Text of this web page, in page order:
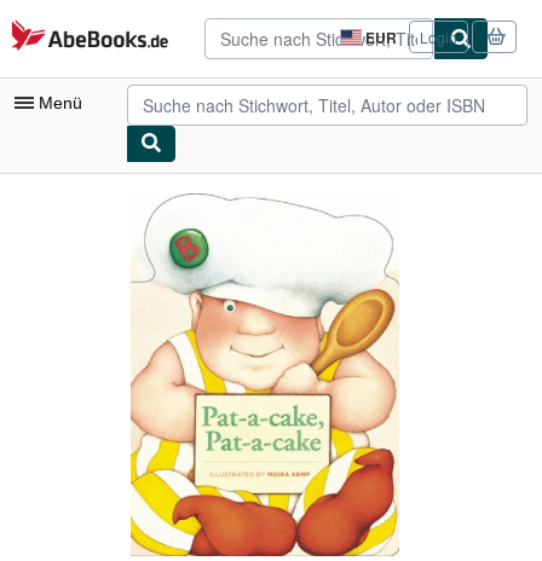
Zum Hauptinhalt
AbeBooks.de EUR
Seite
der
Einkaufseinstellungen.
Login
Menü
Meine Bestellungen
Antiquarische Bücher
Kunst & Sammlerstücke
Verkäufer werden